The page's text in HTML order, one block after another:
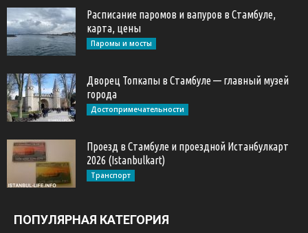
Расписание паромов и вапуров в Стамбуле,
карта, цены
Паромы и мосты
Дворец Топкапы в Стамбуле — главный музей
города
Достопримечательности
Проезд в Стамбуле и проездной Истанбулкарт
2026 (Istanbulkart)
Транспорт
ПОПУЛЯРНАЯ КАТЕГОРИЯ